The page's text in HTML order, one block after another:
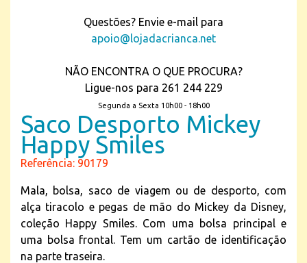
Questões? Envie e-mail para
apoio@lojadacrianca.net
NÃO ENCONTRA O QUE PROCURA?
Ligue-nos para 261 244 229
Segunda a Sexta 10h00 - 18h00
Saco Desporto Mickey
Happy Smiles
Referência: 90179
Mala, bolsa, saco de viagem ou de desporto, com
alça tiracolo e pegas de mão do Mickey da Disney,
coleção Happy Smiles. Com uma bolsa principal e
uma bolsa frontal. Tem um cartão de identificação
na parte traseira.